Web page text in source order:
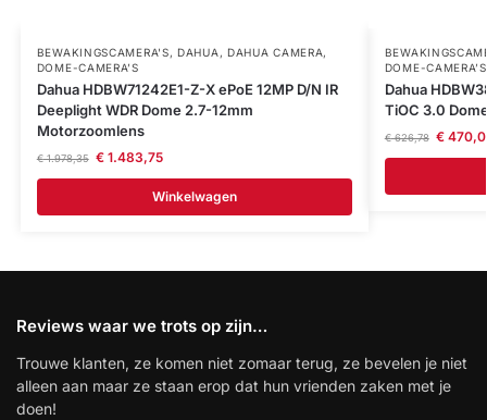
BEWAKINGSCAMERA'S,DAHUA , DAHUA CAMERA,
DOME-CAMERA’S
Dahua HDBW71242E1-Z-X ePoE 12MP D/N IR
Deeplight WDR Dome 2.7-12mm
Motorzoomlens
€1.978,35 €1.483,75
Winkelwagen
DOME-CAMERA’S
Dahua
TiOC 3.0
€626,78 €
Reviews waar we trots op zijn…
Trouwe klanten, ze komen niet zomaar terug, ze bevelen je niet
alleen aan maar ze staan erop dat hun vrienden zaken met je
doen!